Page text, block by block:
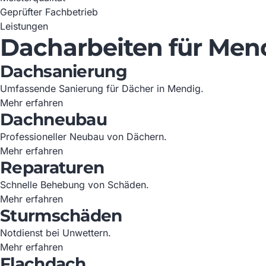
Geprüfter Fachbetrieb
Leistungen
Dacharbeiten für
Dachsanierung
Umfassende Sanierung für Dächer in Mendig.
Mehr erfahren
Dachneubau
Professioneller Neubau von Dächern.
Mehr erfahren
Reparaturen
Schnelle Behebung von Schäden.
Mehr erfahren
Sturmschäden
Notdienst bei Unwettern.
Mehr erfahren